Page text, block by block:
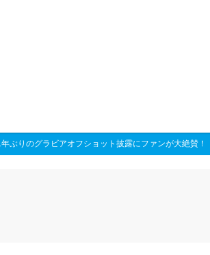
ぶりのグラビアオフショット披露にファンが大絶賛！